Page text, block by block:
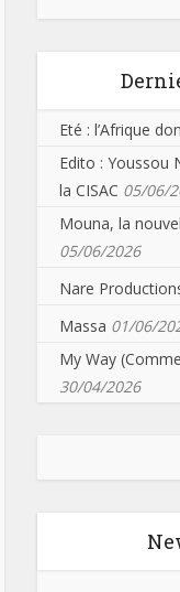
Eté : l’Afrique
Edito : Youssou
la CISAC 05/06/
Mouna, la
05/06/2026
Nare
Massa 01/06/
My Way
30/04/2026